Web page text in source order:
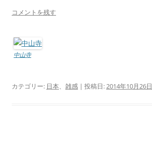
コメントを残す
中山寺
カテゴリー: 日本、 雑感 | 投稿日:2014年10月26日